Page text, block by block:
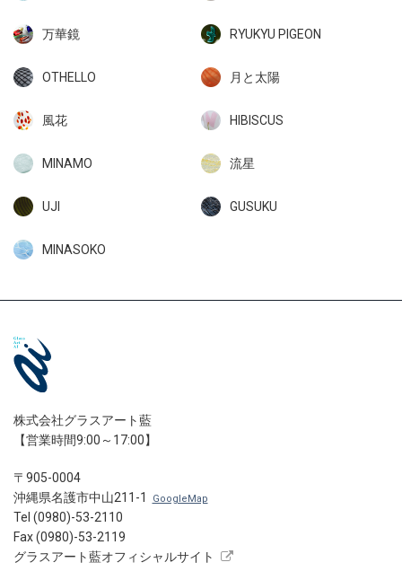
万華鏡 RYUKYU PIGEON
OTHELLO 月と太陽
風花 HIBISCUS
MINAMO 流星
UJI GUSUKU
MINASOKO
株式会社グラスアート藍
【営業時間9:00～17:00】
〒905-0004
沖縄県名護市中山211-1
GoogleMap
Tel (0980)-53-2110
Fax (0980)-53-2119
グラスアート藍オフィシャルサイト